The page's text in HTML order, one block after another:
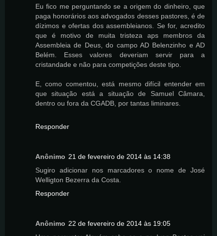
Eu fico me perguntando se a origem do dinheiro, que
paga honorários aos advogados desses pastores, é de
dízimos e ofertas dos assembleianos. Se for, acredito
que é motivo de muita tristeza aps membros da
Assembleia de Deus, do campo AD Belenzinho e AD
Belém. Esses valores deveriam servir para a
cristandade e não para competições deste tipo.
E, como comentou, está mesmo difícil entender em
que situação está a situação de Samuel Câmara,
dentro ou fora da CGADB, por tantas liminares.
Responder
Anônimo 21 de fevereiro de 2014 às 14:38
Sugiro adicionar nos marcadores o nome de José
Welligton Bezerra da Costa.
Responder
Anônimo 22 de fevereiro de 2014 às 19:05